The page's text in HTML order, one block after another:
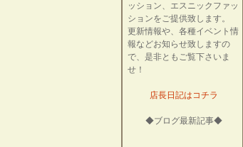
ッション、エスニックファッ
ションをご提供致します。
更新情報や、各種イベント情
報などお知らせ致しますの
で、是非ともご覧下さいま
せ！
店長日記はコチラ
◆ブログ最新記事◆